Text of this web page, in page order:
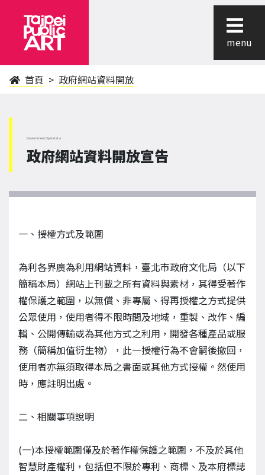
menu
首頁 政府網站資料開放
Government Opendata
政府網站資料開放宣告
一、授權方式及範圍
為利各界廣為利用網站資料，臺北市政府文化局（以下
簡稱本局）網站上刊載之所有資料與素材，其得受著作
權保護之範圍，以無償、非專屬、得再授權之方式提供
公眾使用，使用者得不限時間及地域，重製、改作、編
輯、公開傳輸或為其他方式之利用，開發各種產品或服
務（簡稱加值衍生物），此一授權行為不會嗣後撤回，
使用者亦無須取得本局之書面或其他方式授權。然使用
時，應註明出處。
二、相關事項說明
(一)本授權範圍僅及於著作權保護之範圍，不及於其他
智慧財產權利，包括但不限於專利、商標、及本府標誌